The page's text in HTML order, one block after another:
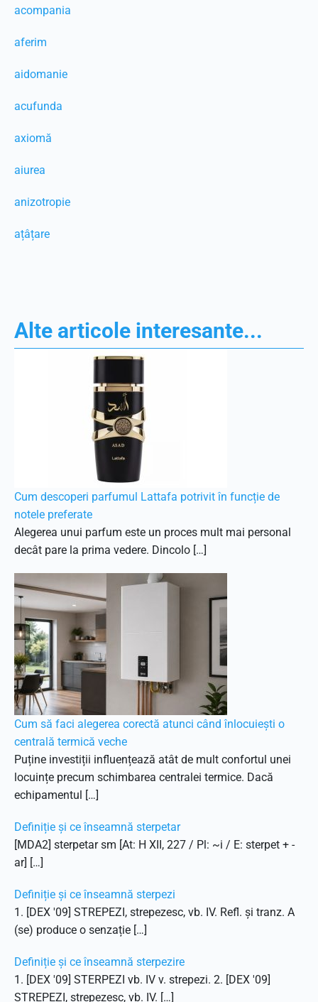
acompania
aferim
aidomanie
acufunda
axiomă
aiurea
anizotropie
ațâțare
Alte articole interesante...
Cum descoperi parfumul Lattafa potrivit în funcție de
notele preferate
Alegerea unui parfum este un proces mult mai personal
decât pare la prima vedere. Dincolo […]
Cum să faci alegerea corectă atunci când înlocuiești o
centrală termică veche
Puține investiții influențează atât de mult confortul unei
locuințe precum schimbarea centralei termice. Dacă
echipamentul […]
Definiție și ce înseamnă sterpetar
[MDA2] sterpetar sm [At: H XII, 227 / Pl: ~i / E: sterpet + -
ar] […]
Definiție și ce înseamnă sterpezi
1. [DEX '09] STREPEZI, strepezesc, vb. IV. Refl. și tranz. A
(se) produce o senzație […]
Definiție și ce înseamnă sterpezire
1. [DEX '09] STERPEZI vb. IV v. strepezi. 2. [DEX '09]
STREPEZI, strepezesc, vb. IV. […]